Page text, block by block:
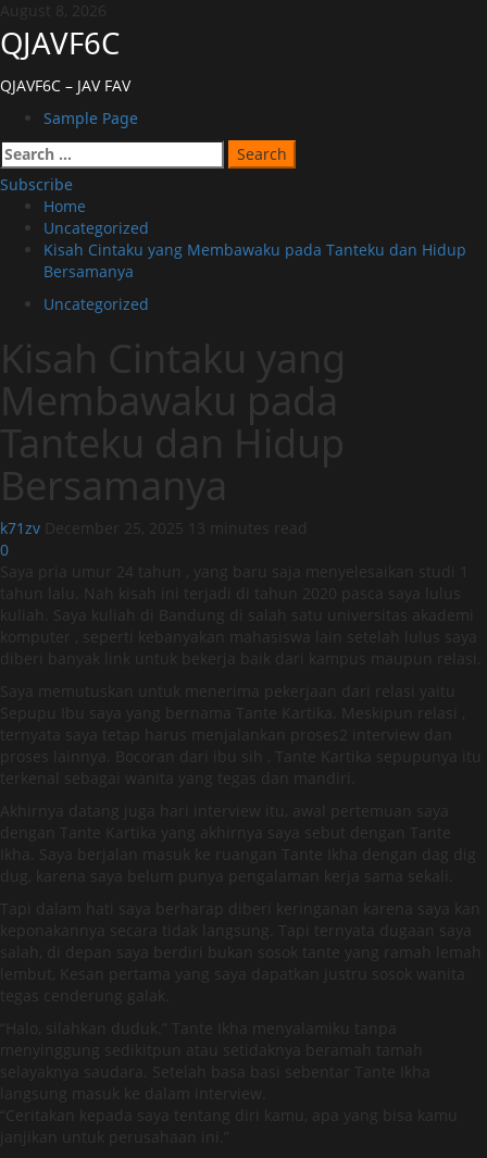
Skip
to
content
August 8, 2026
QJAVF6C
QJAVF6C – JAV FAV
Primary
Menu
Sample Page
Search
for:
Subscribe
Home
Uncategorized
Kisah Cintaku yang Membawaku pada Tanteku dan Hidup
Bersamanya
Uncategorized
Kisah Cintaku yang
Membawaku pada
Tanteku dan Hidup
Bersamanya
k71zv December 25, 2025
13 minutes read
0
Saya pria umur 24 tahun , yang baru saja menyelesaikan studi 1
tahun lalu. Nah kisah ini terjadi di tahun 2020 pasca saya lulus
kuliah. Saya kuliah di Bandung di salah satu universitas akademi
komputer , seperti kebanyakan mahasiswa lain setelah lulus saya
diberi banyak link untuk bekerja baik dari kampus maupun relasi.
Saya memutuskan untuk menerima pekerjaan dari relasi yaitu
Sepupu Ibu saya yang bernama Tante Kartika. Meskipun relasi ,
ternyata saya tetap harus menjalankan proses2 interview dan
proses lainnya. Bocoran dari ibu sih , Tante Kartika sepupunya itu
terkenal sebagai wanita yang tegas dan mandiri.
Akhirnya datang juga hari interview itu, awal pertemuan saya
dengan Tante Kartika yang akhirnya saya sebut dengan Tante
Ikha. Saya berjalan masuk ke ruangan Tante Ikha dengan dag dig
dug, karena saya belum punya pengalaman kerja sama sekali.
Tapi dalam hati saya berharap diberi keringanan karena saya kan
keponakannya secara tidak langsung. Tapi ternyata dugaan saya
salah, di depan saya berdiri bukan sosok tante yang ramah lemah
lembut, Kesan pertama yang saya dapatkan justru sosok wanita
tegas cenderung galak.
“Halo, silahkan duduk.” Tante Ikha menyalamiku tanpa
menyinggung sedikitpun atau setidaknya beramah tamah
selayaknya saudara. Setelah basa basi sebentar Tante Ikha
langsung masuk ke dalam interview.
“Ceritakan kepada saya tentang diri kamu, apa yang bisa kamu
janjikan untuk perusahaan ini.”